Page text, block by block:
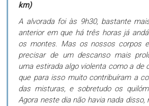
km)
A alvorada foi às 9h30, bastante
anterior em que há três horas já
os montes. Mas os nossos corpos
precisar de um descanso mais
uma estirada algo violenta como a de
que para isso muito contribuíram a
das misturas, e sobretudo os
Agora neste dia não havia nada disso,